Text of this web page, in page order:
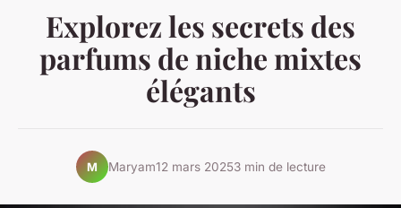
Explorez les secrets des
parfums de niche mixtes
élégants
M Maryam12 mars 20253 min de lecture